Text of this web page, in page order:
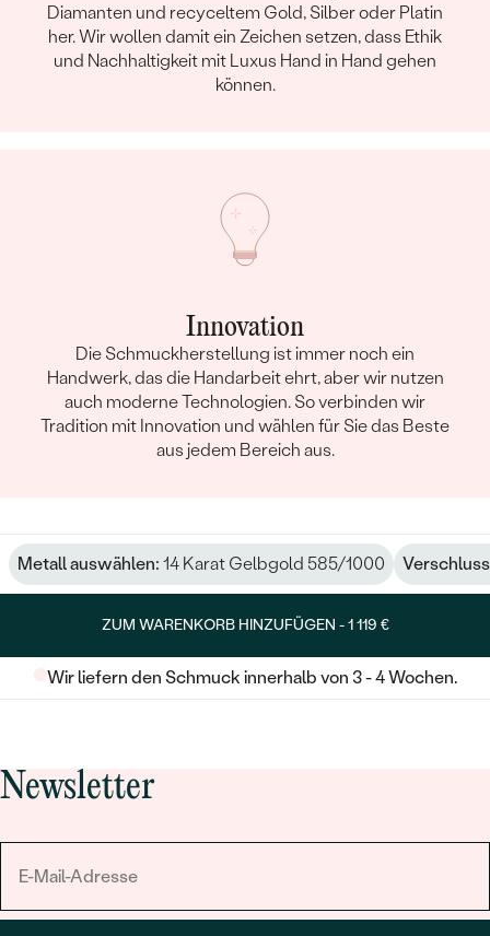
Diamanten und recyceltem Gold, Silber oder Platin
her. Wir wollen damit ein Zeichen setzen, dass Ethik
und Nachhaltigkeit mit Luxus Hand in Hand gehen
können.
Innovation
Die Schmuckherstellung ist immer noch ein
Handwerk, das die Handarbeit ehrt, aber wir nutzen
auch moderne Technologien. So verbinden wir
Tradition mit Innovation und wählen für Sie das Beste
aus jedem Bereich aus.
Metall auswählen: 14 Karat Gelbgold 585/1000
ZUM WARENKORB HINZUFÜGEN -1 119 €
Wir liefern den Schmuck innerhalb von 3 - 4 Wochen.
Newsletter